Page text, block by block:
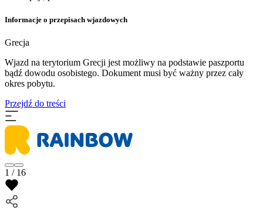
Informacje o przepisach wjazdowych
Grecja
Wjazd na terytorium Grecji jest możliwy na podstawie paszportu
bądź dowodu osobistego. Dokument musi być ważny przez cały
okres pobytu.
Przejdź do treści
1 / 16